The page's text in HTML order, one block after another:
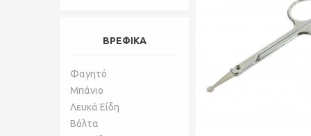
ΒΡΕΦΙΚΑ
Φαγητό
Μπάνιο
Λευκά Είδη
Βόλτα